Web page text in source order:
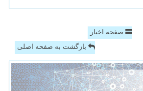
صفحه اخبار
بازگشت به صفحه اصلی